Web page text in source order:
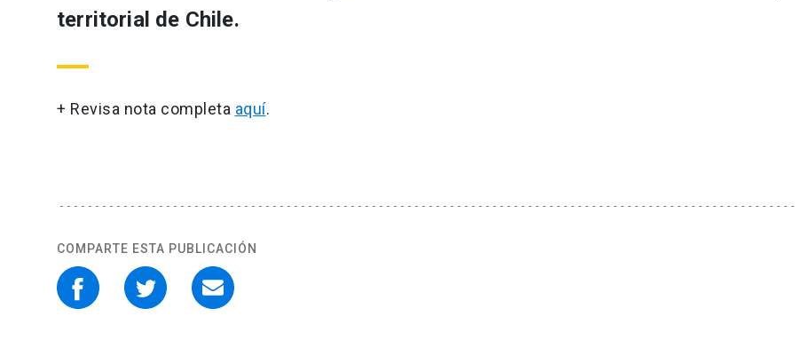
territorial de Chile.
+ Revisa nota completa aquí.
COMPARTE ESTA PUBLICACIÓN